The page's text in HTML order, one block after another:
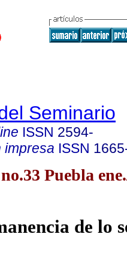
Seminario
ISSN 2594-
impresa ISSN
Puebla
de lo